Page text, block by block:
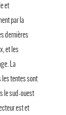
et
par la
dernières
et les
La
tentes sont
le sud-ouest
est et